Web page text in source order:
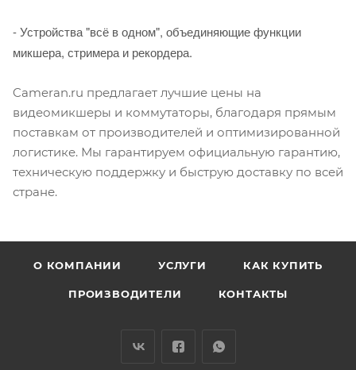
- Устройства "всё в одном", объединяющие функции
микшера, стримера и рекордера.
Cameran.ru предлагает лучшие цены на
видеомикшеры и коммутаторы, благодаря прямым
поставкам от производителей и оптимизированной
логистике. Мы гарантируем официальную гарантию,
техническую поддержку и быструю доставку по всей
стране.
О КОМПАНИИ УСЛУГИ КАК КУПИТЬ
ПРОИЗВОДИТЕЛИ КОНТАКТЫ